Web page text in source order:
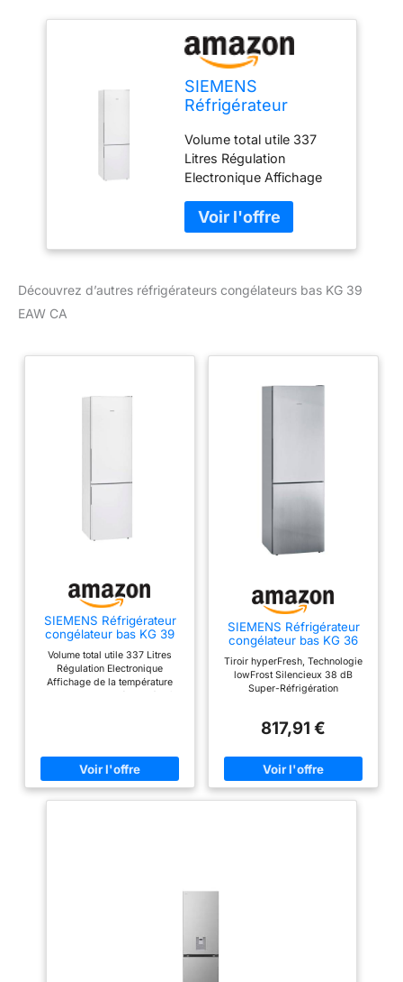
SIEMENS
Réfrigérateur
39 EAW CA
Volume total utile 337
Litres Régulation
Electronique Affichage
hyperFresh (0-3°C) Très
Silencieux 38 dB
Découvrez d’autres réfrigérateurs congélateurs bas KG 39
EAW CA
SIEMENS Réfrigérateur
congélateur bas KG 39
Volume total utile 337 Litres
Régulation Electronique
Affichage de la température
Tiroir hyperFresh (0-3°C) Très
SIEMENS Réfrigérateur
congélateur bas KG 36
Tiroir hyperFresh, Technologie
lowFrost Silencieux 38 dB
Super-Réfrigération
817,91 €